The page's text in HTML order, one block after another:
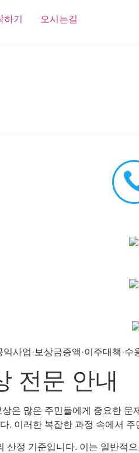
하기 오시는길
전문 안내
은 많은 주민들에게 중요한
. 이러한 복잡한 과정 속에서
산정 기준입니다. 이는 일반적